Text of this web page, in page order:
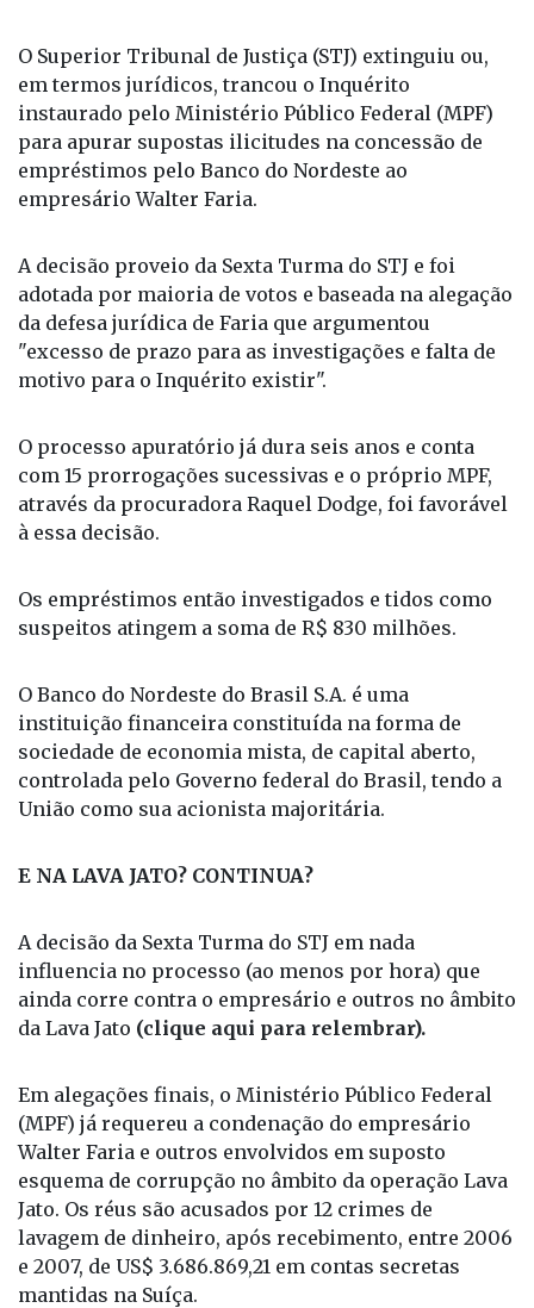
É...
O Superior Tribunal de Justiça (STJ) extinguiu ou,
em termos jurídicos, trancou o Inquérito
para apurar supostas ilicitudes na concessão de
empréstimos pelo Banco do Nordeste ao
empresário Walter Faria.
A decisão proveio da Sexta Turma do STJ e foi
da defesa jurídica de Faria que argumentou
"excesso de prazo para as investigações e falta de
motivo para o Inquérito existir".
com 15 prorrogações sucessivas e o próprio MPF,
através da procuradora Raquel Dodge, foi favorável
à essa decisão.
Os empréstimos então investigados e tidos como
suspeitos atingem a soma de R$ 830 milhões.
O Banco do Nordeste do Brasil S.A. é uma
sociedade de economia mista, de capital aberto,
controlada pelo Governo federal do Brasil, tendo a
E NA LAVA JATO? CONTINUA?
influencia no processo (ao menos por hora) que
ainda corre contra o empresário e outros no âmbito
da Lava Jato (clique aqui para relembrar).
Em alegações finais, o Ministério Público Federal
(MPF) já requereu a condenação do empresário
Walter Faria e outros envolvidos em suposto
esquema de corrupção no âmbito da operação Lava